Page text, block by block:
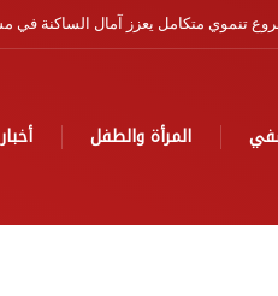
برسم سنة 2026
المرأة والطفل أخبار